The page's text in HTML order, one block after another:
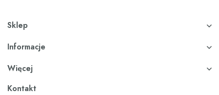
Sklep
Informacje
Więcej
Kontakt